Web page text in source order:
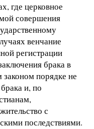
где церковное
совершения
венчание
регистрации
брака в
порядке не
и, по
с
последствиями.